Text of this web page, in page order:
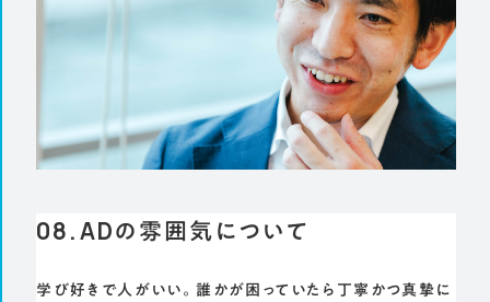
08.ADの雰囲気について
学び好きで人がいい。誰かが困っていたら丁寧かつ真摯に